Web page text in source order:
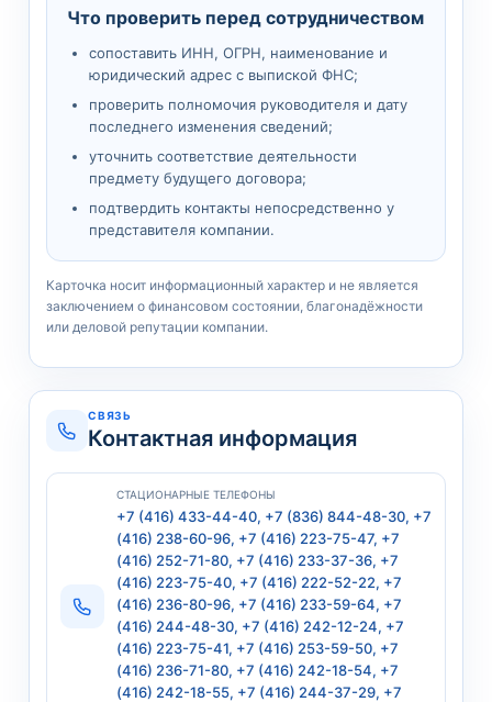
Что проверить перед сотрудничеством
сопоставить ИНН, ОГРН, наименование и
юридический адрес с выпиской ФНС;
проверить полномочия руководителя и дату
последнего изменения сведений;
уточнить соответствие деятельности
предмету будущего договора;
подтвердить контакты непосредственно у
представителя компании.
Карточка носит информационный характер и не является
заключением о финансовом состоянии, благонадёжности
или деловой репутации компании.
СВЯЗЬ
Контактная информация
СТАЦИОНАРНЫЕ ТЕЛЕФОНЫ
+7 (416) 433-44-40, +7 (836) 844-48-30, +7
(416) 238-60-96, +7 (416) 223-75-47, +7
(416) 252-71-80, +7 (416) 233-37-36, +7
(416) 223-75-40, +7 (416) 222-52-22, +7
(416) 236-80-96, +7 (416) 233-59-64, +7
(416) 244-48-30, +7 (416) 242-12-24, +7
(416) 223-75-41, +7 (416) 253-59-50, +7
(416) 236-71-80, +7 (416) 242-18-54, +7
(416) 242-18-55, +7 (416) 244-37-29, +7